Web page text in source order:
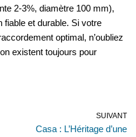
2-3%, diamètre 100 mm),
fiable et durable. Si votre
optimal, n’oubliez
existent toujours pour
SUIVANT
Casa : L’Héritage d’une